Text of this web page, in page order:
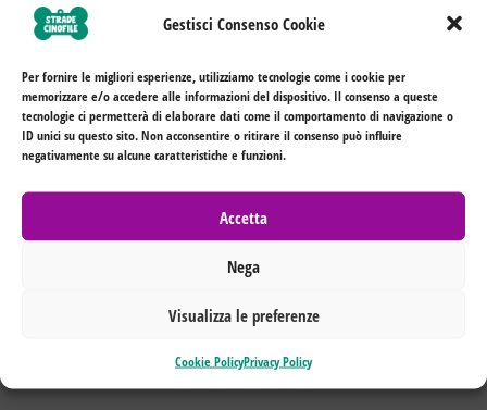
Gestisci Consenso Cookie
Per fornire le migliori esperienze, utilizziamo tecnologie come i cookie per
memorizzare e/o accedere alle informazioni del dispositivo. Il consenso a queste
tecnologie ci permetterà di elaborare dati come il comportamento di navigazione o
ID unici su questo sito. Non acconsentire o ritirare il consenso può influire
negativamente su alcune caratteristiche e funzioni.
Accetta
Nega
Visualizza le preferenze
Cookie PolicyPrivacy Policy
per ore prima di ottenere quel risultato.
La propriocezione non è dunque qualcosa di
immutabile ma può cambiare nel corso del
tempo e si può affinare.